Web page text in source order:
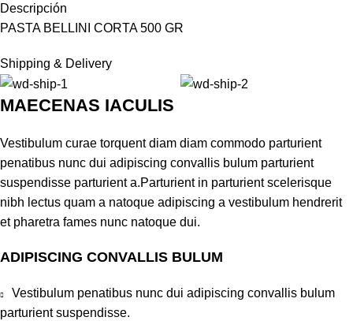
Descripción
PASTA BELLINI CORTA 500 GR
Shipping & Delivery
MAECENAS IACULIS
Vestibulum curae torquent diam diam commodo parturient
penatibus nunc dui adipiscing convallis bulum parturient
suspendisse parturient a.Parturient in parturient scelerisque
nibh lectus quam a natoque adipiscing a vestibulum hendrerit
et pharetra fames nunc natoque dui.
ADIPISCING CONVALLIS BULUM
Vestibulum penatibus nunc dui adipiscing convallis bulum
parturient suspendisse.